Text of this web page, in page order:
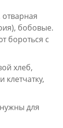
бобовые.
бороться с
хлеб,
для